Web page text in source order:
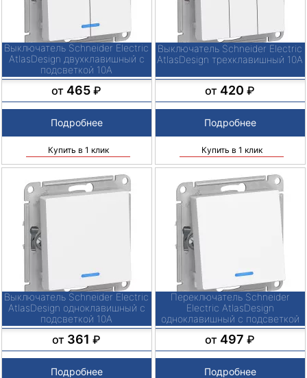
Выключатель Schneider Electric
AtlasDesign двухклавишный с
подсветкой 10А
от 465₽
Подробнее
Купить в 1 клик
Выключатель Schneider Electric
AtlasDesign трехклавишный 10А
от 420₽
Подробнее
Купить в 1 клик
Выключатель Schneider Electric
AtlasDesign одноклавишный с
подсветкой 10А
от 361₽
Подробнее
Переключатель Schneider
Electric AtlasDesign
одноклавишный с подсветкой
10А
от 497₽
Подробнее